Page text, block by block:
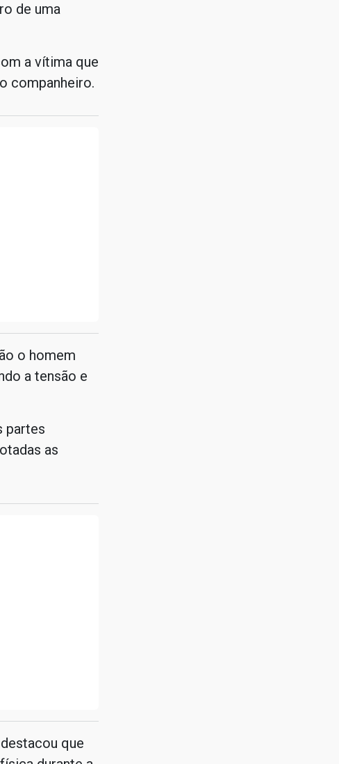
de uma
a vítima que
companheiro.
o homem
a tensão e
partes
as
que